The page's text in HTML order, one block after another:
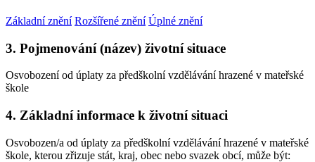
Základní znění Rozšířené znění Úplné znění
3. Pojmenování (název) životní situace
Osvobození od úplaty za předškolní vzdělávání hrazené v mateřské
škole
4. Základní informace k životní situaci
Osvobozen/a od úplaty za předškolní vzdělávání hrazené v mateřské
škole, kterou zřizuje stát, kraj, obec nebo svazek obcí, může být: